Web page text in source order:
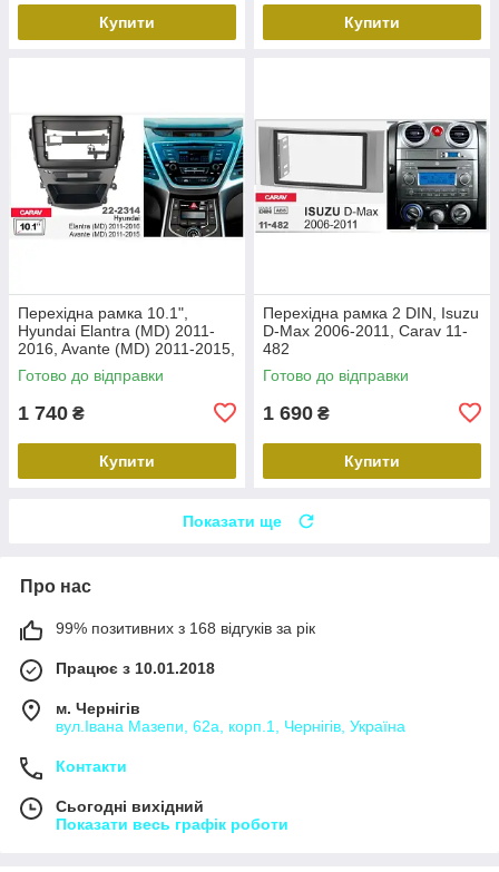
Купити Купити
Перехідна рамка 10.1",
Hyundai Elantra (MD) 2011-
2016, Avante (MD) 2011-2015,
Carav 22-2314
Готово до відправки
1 740 ₴
Купити
Перехідна рамка 2 DIN, Isuzu
D-Max 2006-2011, Carav 11-
482
Готово до відправки
1 690 ₴
Купити
Показати ще
Про нас
99% позитивних з 168 відгуків за рік
Працює з 10.01.2018
м. Чернігів
вул.Івана Мазепи, 62а, корп.1, Чернігів, Україна
Контакти
Сьогодні вихідний
Показати весь графік роботи